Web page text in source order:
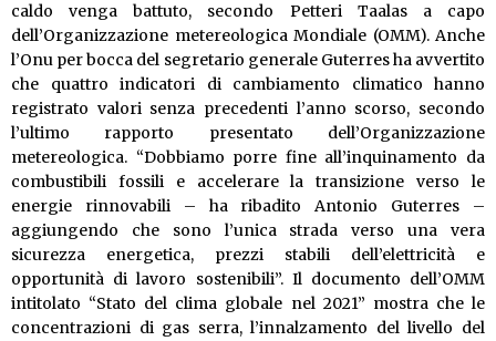
caldo venga battuto, secondo Petteri Taalas a capo
dell’Organizzazione metereologica Mondiale (OMM). Anche
l’Onu per bocca del segretario generale Guterres ha avvertito
che quattro indicatori di cambiamento climatico hanno
registrato valori senza precedenti l’anno scorso, secondo
l’ultimo rapporto presentato dell’Organizzazione
metereologica. “Dobbiamo porre fine all’inquinamento da
combustibili fossili e accelerare la transizione verso le
energie rinnovabili – ha ribadito Antonio Guterres –
aggiungendo che sono l’unica strada verso una vera
sicurezza energetica, prezzi stabili dell’elettricità e
opportunità di lavoro sostenibili”. Il documento dell’OMM
intitolato “Stato del clima globale nel 2021” mostra che le
concentrazioni di gas serra, l’innalzamento del livello del